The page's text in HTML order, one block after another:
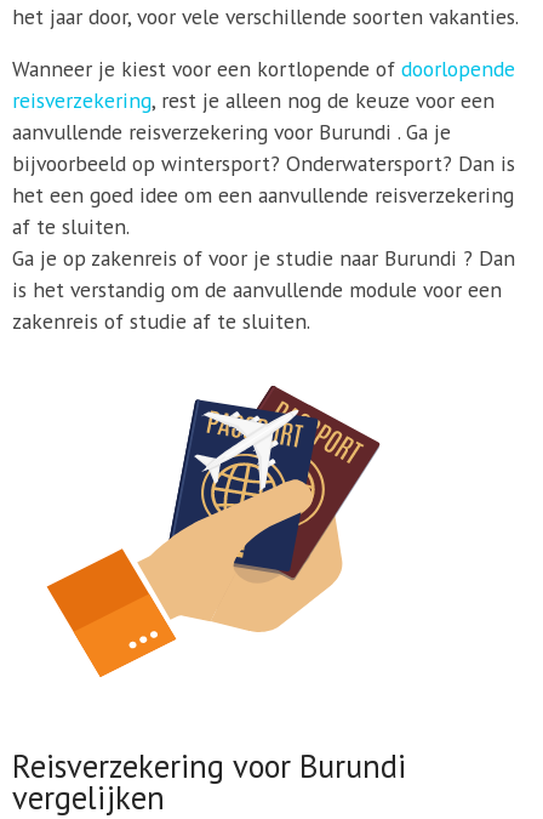
het jaar door, voor vele verschillende soorten vakanties.
Wanneer je kiest voor een kortlopende of doorlopende
reisverzekering, rest je alleen nog de keuze voor een
aanvullende reisverzekering voor Burundi . Ga je
bijvoorbeeld op wintersport? Onderwatersport? Dan is
het een goed idee om een aanvullende reisverzekering
af te sluiten.
Ga je op zakenreis of voor je studie naar Burundi ? Dan
is het verstandig om de aanvullende module voor een
zakenreis of studie af te sluiten.
Reisverzekering voor Burundi
vergelijken